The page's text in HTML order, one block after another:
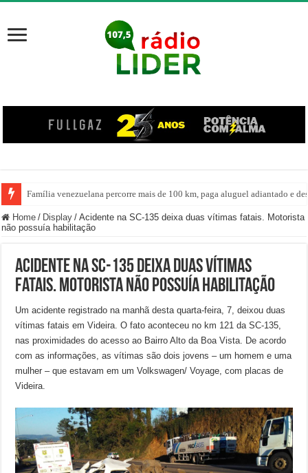
Família venezuelana percorre mais de 100 km, paga aluguel adiantado e
Centro de ciclone fica sobre o oceano e não atinge diretamente SC,
Home / Display / Acidente na SC-135 deixa duas vítimas fatais. Motorista
não possuía habilitação
Acidente na SC-135 deixa duas vítimas
fatais. Motorista não possuía habilitação
Um acidente registrado na manhã desta quarta-feira, 7, deixou duas
vítimas fatais em Videira. O fato aconteceu no km 121 da SC-135,
nas proximidades do acesso ao Bairro Alto da Boa Vista. De acordo
com as informações, as vítimas são dois jovens – um homem e uma
mulher – que estavam em um Volkswagen/ Voyage, com placas de
Videira.